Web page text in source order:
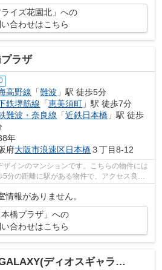
ライズ花園北」への
合わせはこちら
ラザ
高野線 「難波 」駅 徒歩5分
鉄堺筋線 「恵美須町 」駅 徒歩7分
難波・奈良線 「近鉄日本橋 」駅 徒歩
年
府大阪市浪速区日本橋３丁目8-12
インのマンションです。こちらの物件には
分の距離に駅がある物件で、アクセス良好
情報がありません。
本橋プラザ」への
合わせはこちら
ディオスギャラクシィ)